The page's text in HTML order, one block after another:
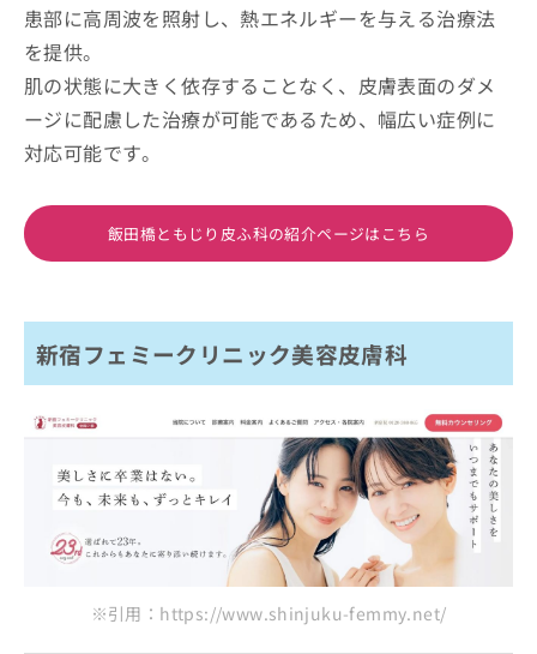
患部に高周波を照射し、熱エネルギーを与える治療法
を提供。
肌の状態に大きく依存することなく、皮膚表面のダメ
ージに配慮した治療が可能であるため、幅広い症例に
対応可能です。
飯田橋ともじり皮ふ科の紹介ページはこちら
新宿フェミークリニック美容皮膚科
※引用：https://www.shinjuku-femmy.net/